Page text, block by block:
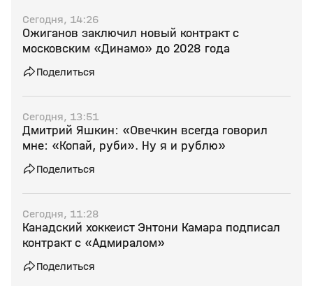
Сегодня, 14:26
Ожиганов заключил новый контракт с
московским «Динамо» до 2028 года
Поделиться
Сегодня, 13:51
Дмитрий Яшкин: «Овечкин всегда говорил
мне: «Копай, руби». Ну я и рублю»
Поделиться
Сегодня, 11:28
Канадский хоккеист Энтони Камара подписал
контракт с «Адмиралом»
Поделиться